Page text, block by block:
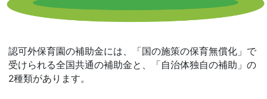
認可外保育園の補助金には、「国の施策の保育無償化」で
受けられる全国共通の補助金と、「自治体独自の補助」の
2種類があります。